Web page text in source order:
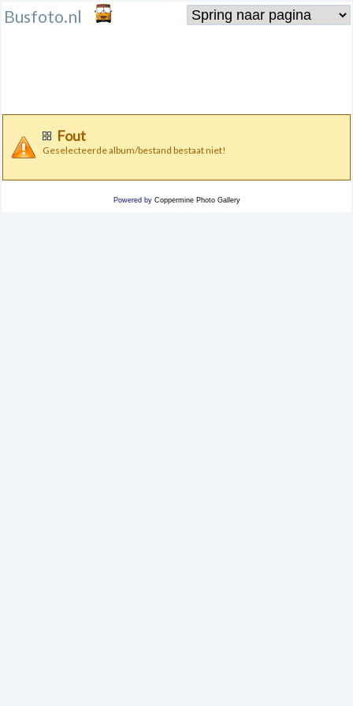
Busfoto.nl
Fout
Geselecteerde album/bestand bestaat niet!
Powered by Coppermine Photo Gallery